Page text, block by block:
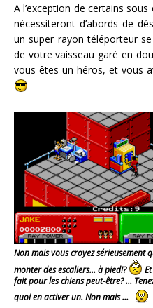
A l’exception de certains
nécessiteront d’abords de
un super rayon téléporteur
de votre vaisseau garé en
vous êtes un héros, et vous
Non mais vous croyez sérieusement
monter des escaliers… à pied!?
fait pour les chiens peut-être? …
quoi en activer un. Non mais …